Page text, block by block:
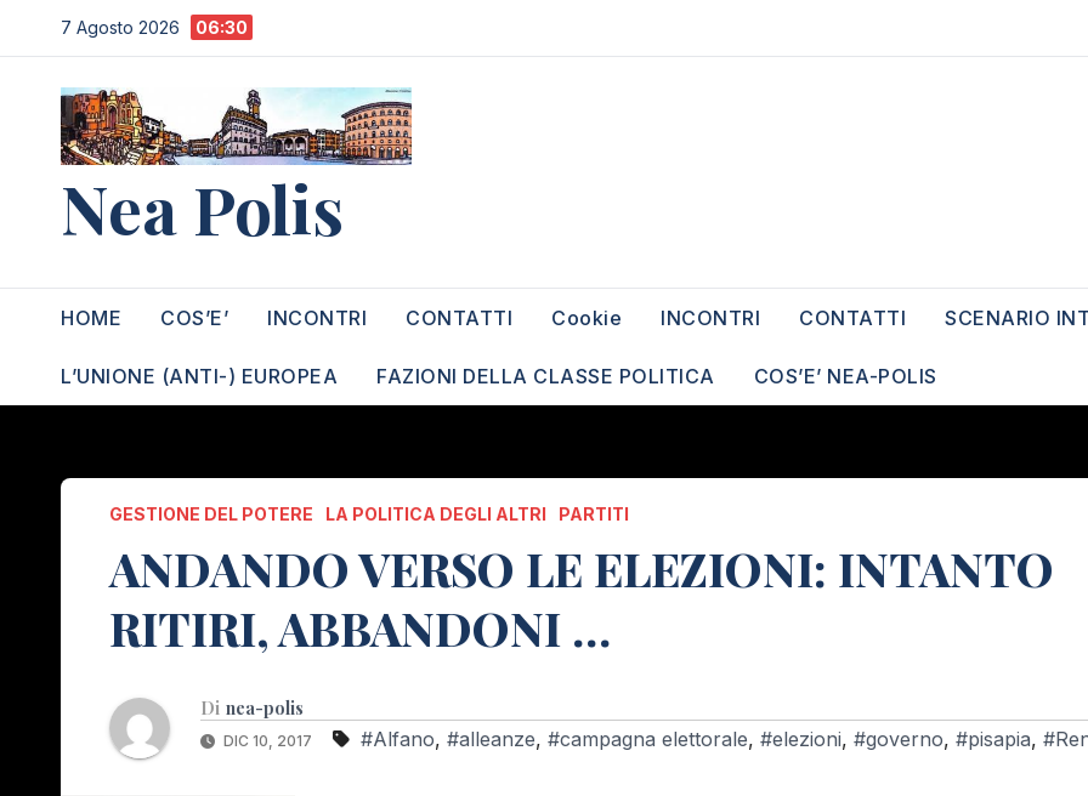
al
contenuto
7 Agosto 2026 06:30
Nea Polis
HOME COS’E’ INCONTRI CONTATTI Cookie INCONTRI CONTATTI SCENARIO
L’UNIONE (ANTI-) EUROPEA FAZIONI DELLA CLASSE POLITICA COS’E’ NEA-POLIS
GESTIONE DEL POTERE LA POLITICA DEGLI ALTRI PARTITI
ANDANDO VERSO LE ELEZIONI: INTANTO
RITIRI, ABBANDONI …
Di nea-polis
DIC 10, 2017 #Alfano, #alleanze, #campagna elettorale, #elezioni, #governo, #pisapia,